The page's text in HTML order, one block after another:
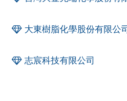
大東樹脂化學股份有限公
志宸科技有限公司